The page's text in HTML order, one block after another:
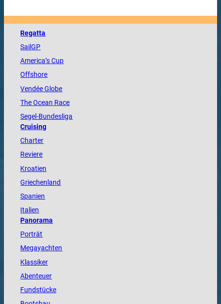
Regatta
SailGP
America’s Cup
Offshore
VendéeGlobe
TheOcean Race
Segel-Bundesliga
Cruising
Charter
Reviere
Kroatien
Griechenland
Spanien
Italien
Panorama
Porträt
Megayachten
Klassiker
Abenteuer
Fundstücke